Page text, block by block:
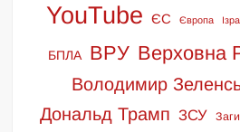
YouTube ЄС Європа
БПЛА ВРУ Верховна
Володимир
Дональд Трамп ЗСУ